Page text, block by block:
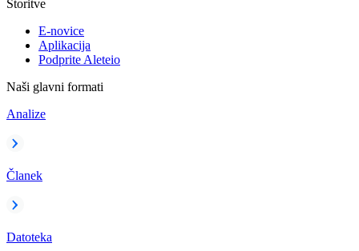
Storitve
E-novice
Aplikacija
Podprite Aleteio
Naši glavni formati
Analize
Članek
Datoteka